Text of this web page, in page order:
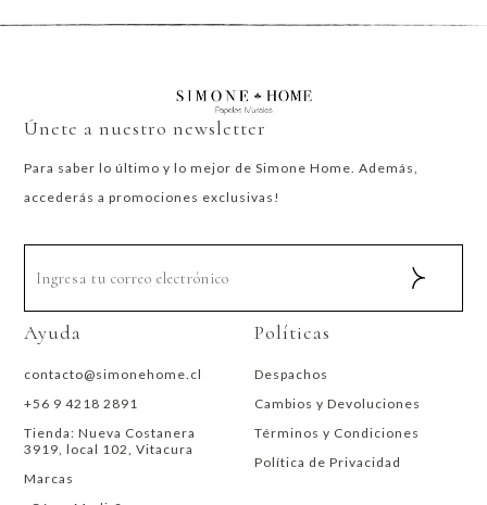
Únete a nuestro newsletter
Para saber lo último y lo mejor de Simone Home. Además,
accederás a promociones exclusivas!
Ayuda
contacto@simonehome.cl
+56 9 4218 2891
Tienda: Nueva Costanera
3919, local 102, Vitacura
Marcas
Políticas
Despachos
Cambios y Devoluciones
Términos y Condiciones
Política de Privacidad